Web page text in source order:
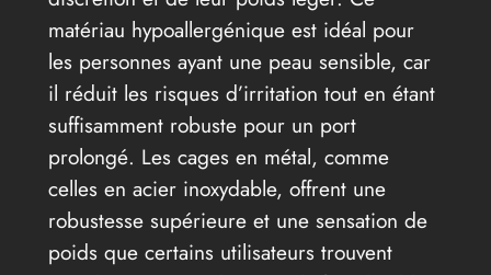
matériau hypoallergénique est idéal pour
les personnes ayant une peau sensible, car
il réduit les risques d’irritation tout en étant
suffisamment robuste pour un port
prolongé. Les cages en métal, comme
celles en acier inoxydable, offrent une
robustesse supérieure et une sensation de
poids que certains utilisateurs trouvent